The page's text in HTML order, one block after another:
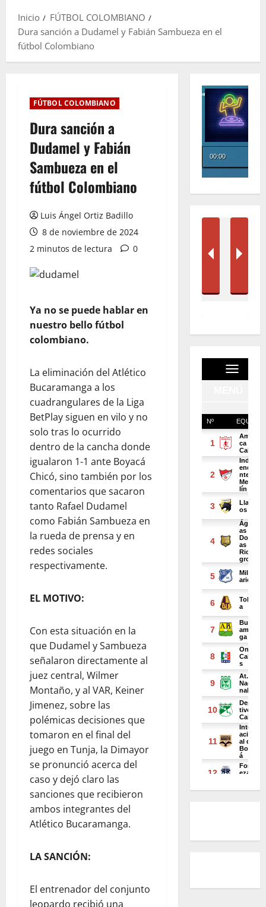
Inicio
FÚTBOL COLOMBIANO
Dura sanción a Dudamel y Fabián Sambueza en el
fútbol Colombiano
FÚTBOL COLOMBIANO
Dura sanción a
Dudamel y Fabián
Sambueza en el
fútbol Colombiano
Luis Ángel Ortiz Badillo
8 de noviembre de 2024
2 minutos de lectura
0
Ya no se puede hablar en
nuestro bello fútbol
colombiano.
La eliminación del Atlético
Bucaramanga a los
cuadrangulares de la Liga
BetPlay siguen en vilo y no
solo tras lo ocurrido
dentro de la cancha donde
igualaron 1-1 ante Boyacá
Chicó, sino también por los
comentarios que sacaron
tanto Rafael Dudamel
como Fabián Sambueza en
la rueda de prensa y en
redes sociales
respectivamente.
EL MOTIVO:
Con esta situación en la
que Dudamel y Sambueza
señalaron directamente al
juez central, Wilmer
Montaño, y al VAR, Keiner
Jimenez, sobre las
polémicas decisiones que
tomaron en el final del
juego en Tunja, la Dimayor
se pronunció acerca del
caso y dejó claro las
sanciones que recibieron
ambos integrantes del
Atlético Bucaramanga.
LA SANCIÓN:
El entrenador del conjunto
leopardo recibió una